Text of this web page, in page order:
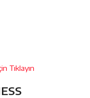
Tıklayın